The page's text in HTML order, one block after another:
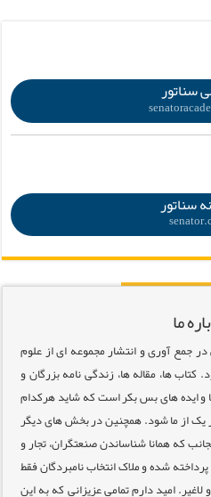
سناتور
سناتور
ما
جمع آوری و انتشار مجموعه ای از علوم
ها، مقاله ها، زندگی نامه بزرگان و
و ایده های بس بکر است که شاید هرکدام
یک از ما شود. همچنین در بخش های دیگر
که همانا شناساندن صنعتگران، تجار و
شده و ملاک انتخاب نامبردگان فقط
امید دارم تمامی عزیزانی که به این